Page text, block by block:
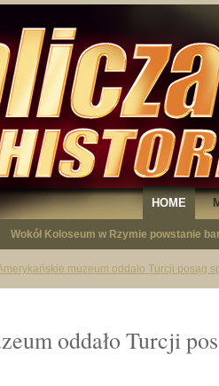
HOME
Wokół Koloseum w Rzymie powstanie
"Niepodległy - opowieść o Januszu
muzeum oddało Turcji posąg
oddało Turcji